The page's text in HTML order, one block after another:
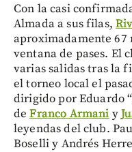
Con la casi
Almada a sus filas,
aproximadamente 67
ventana de pases. El
varias salidas tras la
el torneo local el
dirigido por Eduardo
deFranco Armani y
leyendas del club.
Boselli y Andrés